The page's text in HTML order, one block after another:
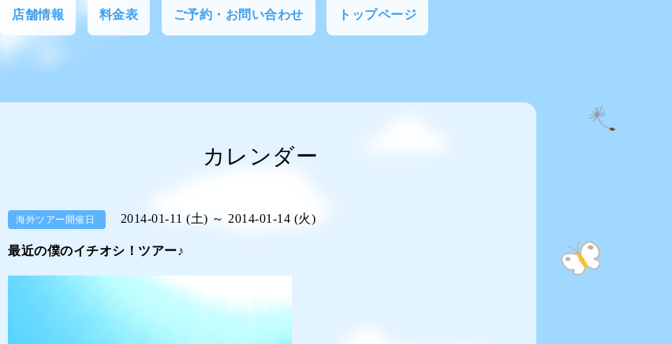
店舗情報 料金表 ご予約・お問い合わせ トップページ
カレンダー
海外ツアー開催日 2014-01-11 (土) ～ 2014-01-14 (火)
最近の僕のイチオシ！ツアー♪